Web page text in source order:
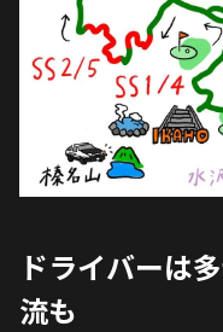
ドライバーは
流も